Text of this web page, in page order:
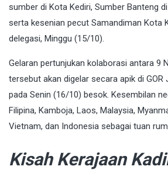
sumber di Kota Kediri, Sumber Banteng
serta kesenian pecut Samandiman Kota
delegasi, Minggu (15/10).
Gelaran pertunjukan kolaborasi antara 9
tersebut akan digelar secara apik di GOR
pada Senin (16/10) besok. Kesembilan
Filipina, Kamboja, Laos, Malaysia,
Vietnam, dan Indonesia sebagai tuan
Kisah Kerajaan